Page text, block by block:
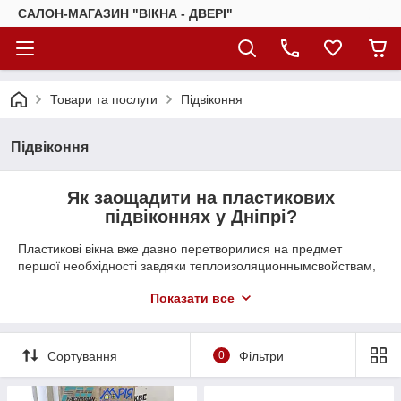
САЛОН-МАГАЗИН "ВІКНА - ДВЕРІ"
Товари та послуги Підвіконня
Підвіконня
Як заощадити на пластикових
підвіконнях у Дніпрі?
Пластикові вікна вже давно перетворилися на предмет
першої необхідності завдяки теплоизоляционнымсвойствам,
гармонійно дополняющему будь-який інтер'єр. Обов'язковим
доступними цінами. На що звернути увагу при виборі?
Які підвіконня «Вікна та Двері»
пропонують своїм клієнтам?
Показати все
Сортування 0 Фільтри